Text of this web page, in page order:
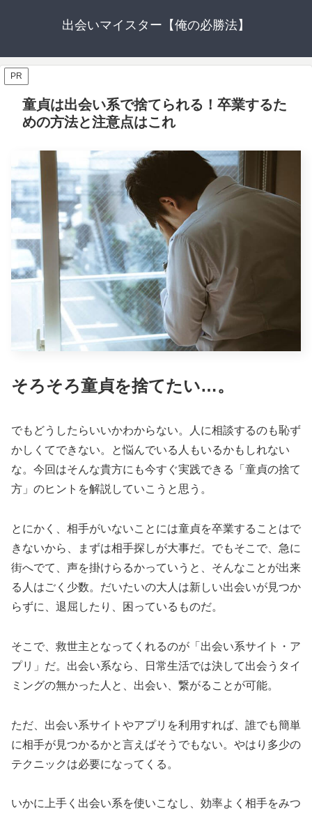
出会いマイスター【俺の必勝法】
PR
童貞は出会い系で捨てられる！卒業するた
めの方法と注意点はこれ
そろそろ童貞を捨てたい…。
でもどうしたらいいかわからない。人に相談するのも恥ず
かしくてできない。と悩んでいる人もいるかもしれない
な。今回はそんな貴方にも今すぐ実践できる「童貞の捨て
方」のヒントを解説していこうと思う。
とにかく、相手がいないことには童貞を卒業することはで
きないから、まずは相手探しが大事だ。でもそこで、急に
街へでて、声を掛けらるかっていうと、そんなことが出来
る人はごく少数。だいたいの大人は新しい出会いが見つか
らずに、退屈したり、困っているものだ。
そこで、救世主となってくれるのが「出会い系サイト・ア
プリ」だ。出会い系なら、日常生活では決して出会うタイ
ミングの無かった人と、出会い、繋がることが可能。
ただ、出会い系サイトやアプリを利用すれば、誰でも簡単
に相手が見つかるかと言えばそうでもない。やはり多少の
テクニックは必要になってくる。
いかに上手く出会い系を使いこなし、効率よく相手をみつ